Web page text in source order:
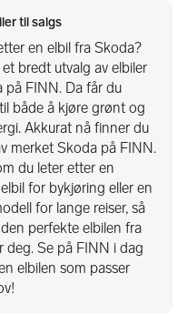
til salgs
en elbil fra Skoda?
bredt utvalg av elbiler
på FINN. Da får du
både å kjøre grønt og
Akkurat nå finner du
merket Skoda på FINN.
du leter etter en
for bykjøring eller en
for lange reiser, så
perfekte elbilen fra
deg. Se på FINN i dag
elbilen som passer